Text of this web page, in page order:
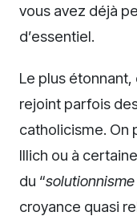
vous avez déjà
d’essentiel.
Le plus
rejoint parfois
catholicisme. On
Illich ou à
du “
croyance quasi